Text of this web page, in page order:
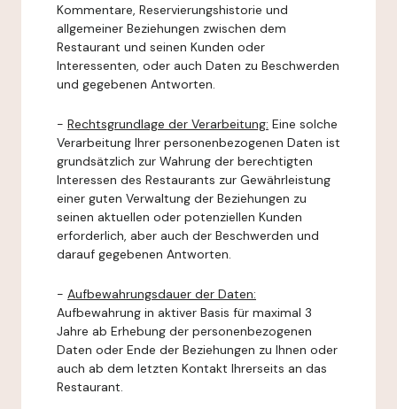
Kommentare, Reservierungshistorie und
allgemeiner Beziehungen zwischen dem
Restaurant und seinen Kunden oder
Interessenten, oder auch Daten zu Beschwerden
und gegebenen Antworten.
- Rechtsgrundlage der Verarbeitung: Eine solche
Verarbeitung Ihrer personenbezogenen Daten ist
grundsätzlich zur Wahrung der berechtigten
Interessen des Restaurants zur Gewährleistung
einer guten Verwaltung der Beziehungen zu
seinen aktuellen oder potenziellen Kunden
erforderlich, aber auch der Beschwerden und
darauf gegebenen Antworten.
- Aufbewahrungsdauer der Daten:
Aufbewahrung in aktiver Basis für maximal 3
Jahre ab Erhebung der personenbezogenen
Daten oder Ende der Beziehungen zu Ihnen oder
auch ab dem letzten Kontakt Ihrerseits an das
Restaurant.